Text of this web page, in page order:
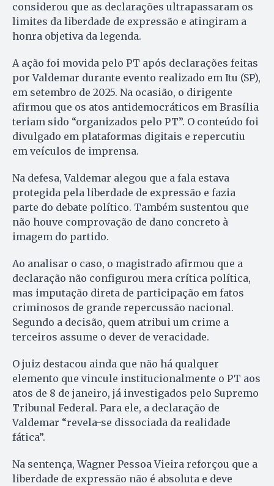
considerou que as declarações ultrapassaram os
limites da liberdade de expressão e atingiram a
honra objetiva da legenda.
A ação foi movida pelo PT após declarações feitas
por Valdemar durante evento realizado em Itu (SP),
em setembro de 2025. Na ocasião, o dirigente
afirmou que os atos antidemocráticos em Brasília
teriam sido “organizados pelo PT”. O conteúdo foi
divulgado em plataformas digitais e repercutiu
em veículos de imprensa.
Na defesa, Valdemar alegou que a fala estava
protegida pela liberdade de expressão e fazia
parte do debate político. Também sustentou que
não houve comprovação de dano concreto à
imagem do partido.
Ao analisar o caso, o magistrado afirmou que a
declaração não configurou mera crítica política,
mas imputação direta de participação em fatos
criminosos de grande repercussão nacional.
Segundo a decisão, quem atribui um crime a
terceiros assume o dever de veracidade.
O juiz destacou ainda que não há qualquer
elemento que vincule institucionalmente o PT aos
atos de 8 de janeiro, já investigados pelo Supremo
Tribunal Federal. Para ele, a declaração de
Valdemar “revela-se dissociada da realidade
fática”.
Na sentença, Wagner Pessoa Vieira reforçou que a
liberdade de expressão não é absoluta e deve